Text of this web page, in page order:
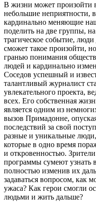
В жизни может произойти
небольшие неприятности,
кардинально меняющие
поделить на две группы,
трагическое событие,
сможет такое произойти,
гранью понимания
людей и кардинально
Соседов успешный и
талантливый журналист
увлекательного проекта,
всех. Его собственная
является одним из
вызов Примадонне,
последствий за свой
разные и уникальные
которые в одно время
и откровенностью.
программы сумеют узнать
полностью изменив их
задаваться вопросом, как
ужаса? Как герои смогли
людьми и жить дальше?